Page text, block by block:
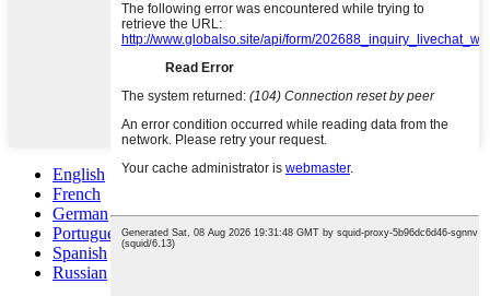
English
French
German
Portuguese
Spanish
Russian